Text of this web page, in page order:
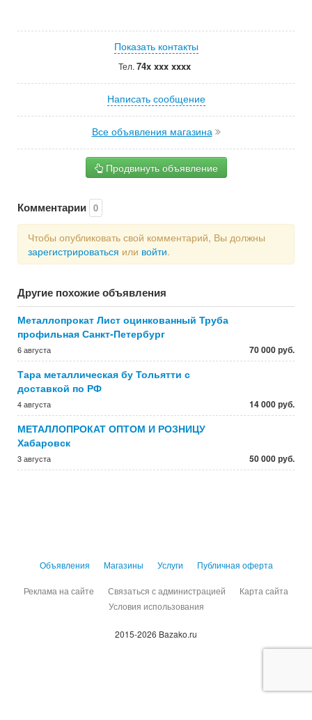
Показать контакты
Тел. 74x xxx xxxx
Написать сообщение
Все объявления магазина
Продвинуть объявление
Комментарии 0
Чтобы опубликовать свой комментарий, Вы должны
зарегистрироваться или войти.
Другие похожие объявления
Металлопрокат Лист оцинкованный Труба
профильная Санкт-Петербург
6 августа 70 000 руб.
Тара металлическая бу Тольятти с
доставкой по РФ
4 августа 14 000 руб.
МЕТАЛЛОПРОКАТ ОПТОМ И РОЗНИЦУ
Хабаровск
3 августа 50 000 руб.
Объявления Магазины Услуги Публичная оферта
Реклама на сайте Связаться с администрацией
Карта сайта
Условия использования
2015-2026 Bazako.ru